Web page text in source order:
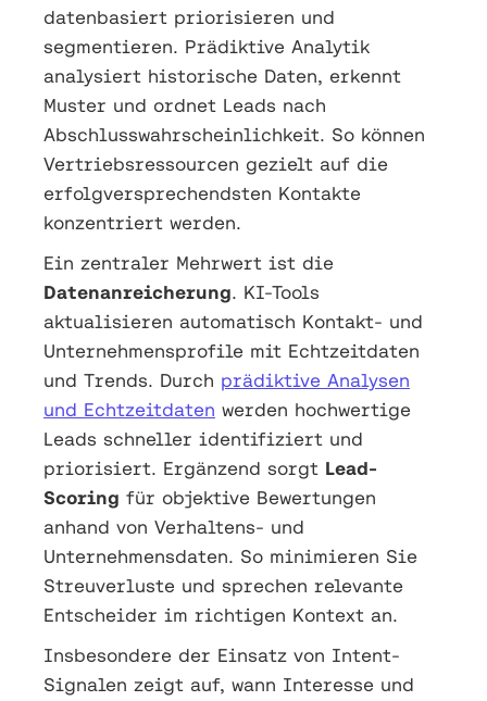
datenbasiert priorisieren und
segmentieren. Prädiktive Analytik
analysiert historische Daten, erkennt
Muster und ordnet Leads nach
Abschlusswahrscheinlichkeit. So können
Vertriebsressourcen gezielt auf die
erfolgversprechendsten Kontakte
konzentriert werden.
Ein zentraler Mehrwert ist die
Datenanreicherung. KI-Tools
aktualisieren automatisch Kontakt- und
Unternehmensprofile mit Echtzeitdaten
und Trends. Durch prädiktive Analysen
und Echtzeitdaten werden hochwertige
Leads schneller identifiziert und
priorisiert. Ergänzend sorgt Lead-
Scoring für objektive Bewertungen
anhand von Verhaltens- und
Unternehmensdaten. So minimieren Sie
Streuverluste und sprechen relevante
Entscheider im richtigen Kontext an.
Insbesondere der Einsatz von Intent-
Signalen zeigt auf, wann Interesse und